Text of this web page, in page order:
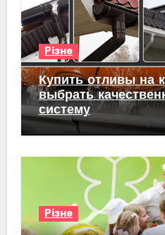
Різне
Купить отливы на
выбрать
систему
Різне